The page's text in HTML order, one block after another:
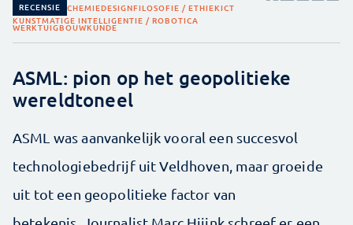
RECENSIE CHEMIEDESIGNFILOSOFIE / ETHIEKICT
KUNSTMATIGE INTELLIGENTIE / ROBOTICA
WERKTUIGBOUWKUNDE
ASML: pion op het geopolitieke
wereldtoneel
ASML was aanvankelijk vooral een succesvol
technologiebedrijf uit Veldhoven, maar groeide
uit tot een geopolitieke factor van